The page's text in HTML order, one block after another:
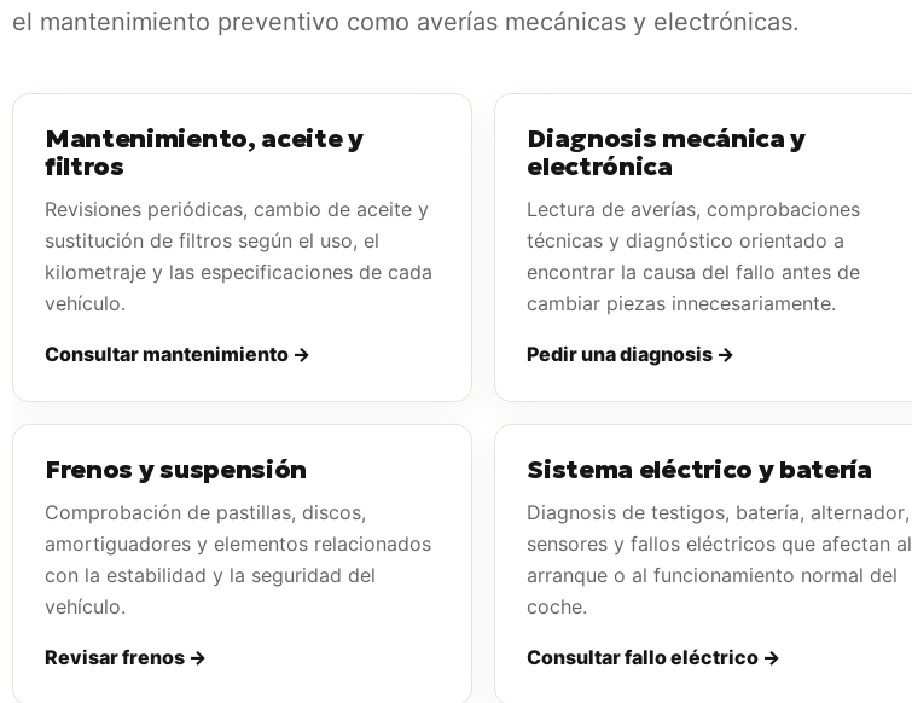
el mantenimiento preventivo como averías mecánicas y electrónicas.
Mantenimiento, aceite y
filtros
Revisiones periódicas, cambio de aceite y
sustitución de filtros según el uso, el
kilometraje y las especificaciones de cada
vehículo.
Consultar mantenimiento →
Diagnosis mecánica y
electrónica
Lectura de averías, comprobaciones
técnicas y diagnóstico orientado a
encontrar la causa del fallo antes de
cambiar piezas innecesariamente.
Pedir una diagnosis →
Frenos y suspensión
Comprobación de pastillas, discos,
amortiguadores y elementos relacionados
con la estabilidad y la seguridad del
vehículo.
Revisar frenos →
Sistema eléctrico y batería
Diagnosis de testigos, batería, alternador,
sensores y fallos eléctricos que afectan al
arranque o al funcionamiento normal del
coche.
Consultar fallo eléctrico →